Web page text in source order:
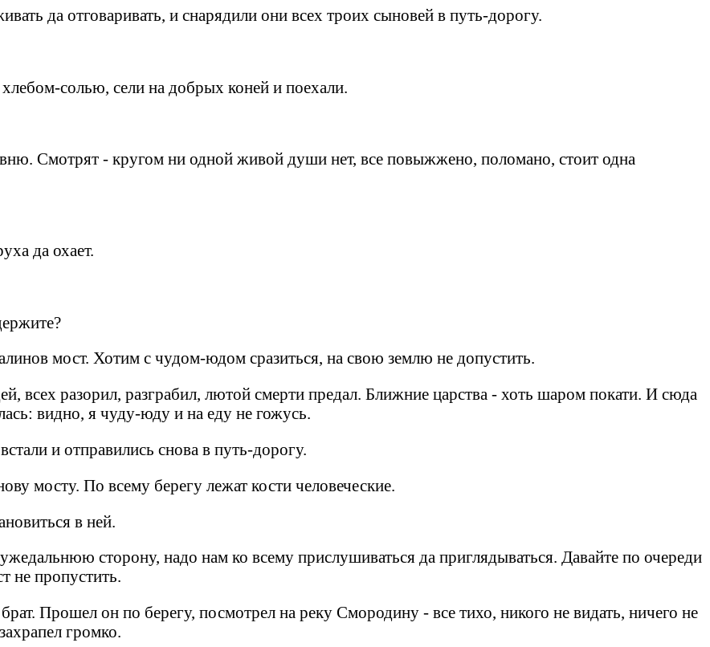
да отговаривать, и снарядили они всех троих сыновей в путь-дорогу.
солью, сели на добрых коней и поехали.
Смотрят - кругом ни одной живой души нет, все повыжжено, поломано, стоит одна
да охает.
мост. Хотим с чудом-юдом сразиться, на свою землю не допустить.
всех разорил, разграбил, лютой смерти предал. Ближние царства - хоть шаром покати. И сюда
видно, я чуду-юду и на еду не гожусь.
и отправились снова в путь-дорогу.
мосту. По всему берегу лежат кости человеческие.
в ней.
сторону, надо нам ко всему прислушиваться да приглядываться. Давайте по очереди
не пропустить.
Прошел он по берегу, посмотрел на реку Смородину - все тихо, никого не видать, ничего не
громко.